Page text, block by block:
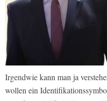
Irgendwie kann man ja
wollen ein